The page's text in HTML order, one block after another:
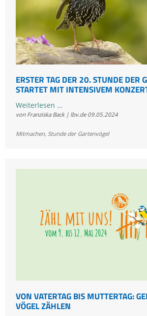
ERSTER TAG DER 20. STUNDE DER
STARTET MIT INTENSIVEM
Weiterlesen …Erster
Tag
intensivem
Konzert
von Franziska Back | lbv.de 09.05.2024
Mitmachen, Stunde der Gartenvögel
VON VATERTAG BIS MUTTERTAG:
VÖGEL ZÄHLEN